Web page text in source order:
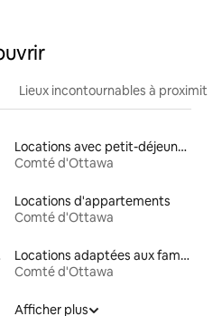
Lieux incontournables à
Locations avec petit-déjeuner
Comté d'Ottawa
Locations d'appartements
Comté d'Ottawa
Locations adaptées aux familles
Comté d'Ottawa
Afficher plus